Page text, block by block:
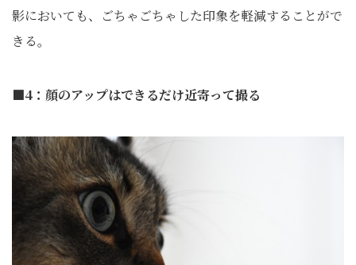
影においても、ごちゃごちゃした印象を軽減することがで
きる。
■4：顔のアップはできるだけ近寄って撮る